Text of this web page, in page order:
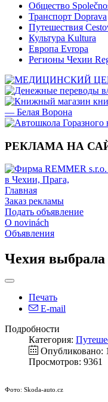
Общество
Транспорт Doprava
Путешествия
Культура Kultura
Европа Evropa
Регионы Чехии
РЕКЛАМА НА
Главная
Заказ рекламы
Подать объявление
O novinách
Объявления
Чехия выбрала
Печать
E-mail
Подробности
Категория:
Опубликовано:
Просмотров: 9361
Фото: Skoda-auto.cz